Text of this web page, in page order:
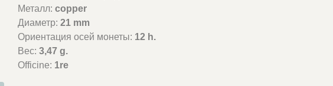
Металл:copper
Диаметр:21 mm
Ориентация осей монеты: 12 h.
Вес:3,47 g.
Officine: 1re